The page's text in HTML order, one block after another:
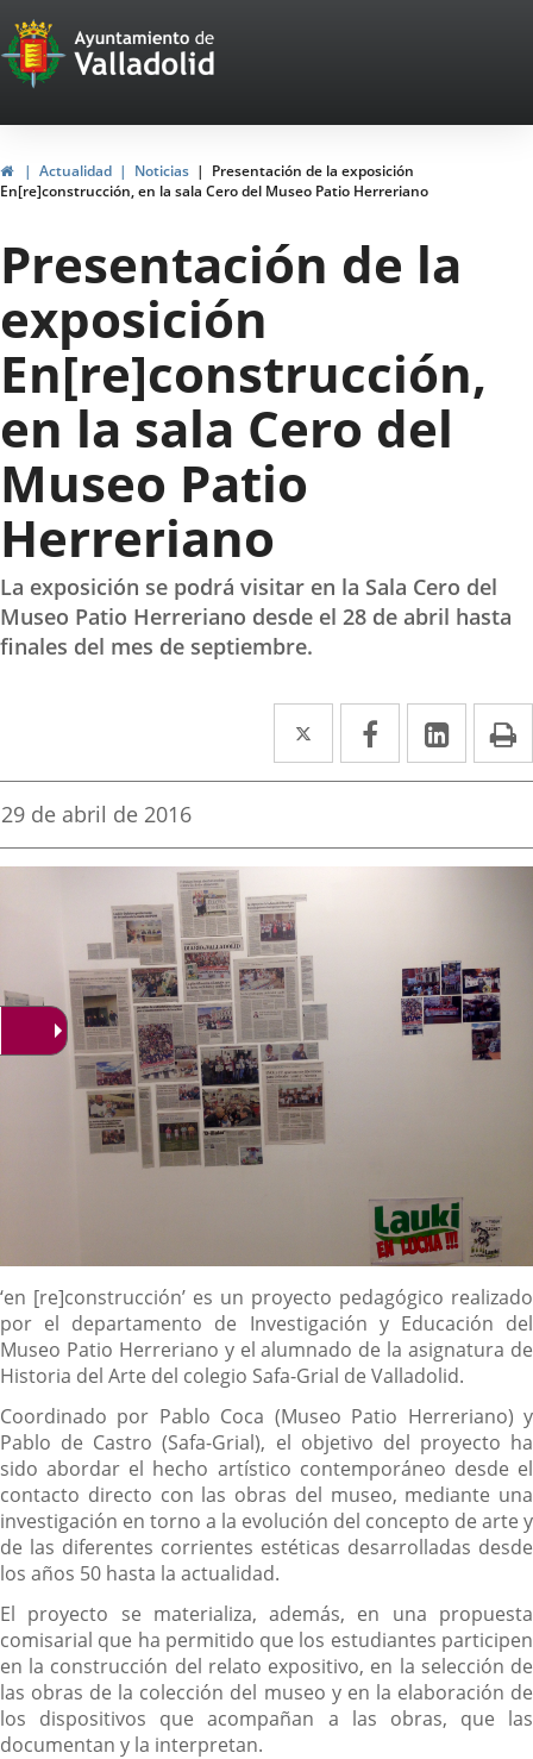
Portal
Web
del
Ayuntamiento
de
Valladolid
HomeActualidad Noticias
Presentación de la exposición
En[re]construcción, en la sala Cero del Museo Patio Herreriano
Presentación de la
exposición
En[re]construcción,
en la sala Cero del
Museo Patio
Herreriano
La exposición se podrá visitar en la Sala Cero del
Museo Patio Herreriano desde el 28 de abril hasta
finales del mes de septiembre.
Twitter
Enlace
a
aplicación
Facebook
Enlace
a
aplicación
Enlace
a
Fecha
la
29 de abril de 2016
Descripción
‘en [re]construcción’ es un proyecto pedagógico realizado
por el departamento de Investigación y Educación del
Museo Patio Herreriano y el alumnado de la asignatura de
Historia del Arte del colegio Safa-Grial de Valladolid.
Coordinado por Pablo Coca (Museo Patio Herreriano) y
Pablo de Castro (Safa-Grial), el objetivo del proyecto ha
sido abordar el hecho artístico contemporáneo desde el
contacto directo con las obras del museo, mediante una
investigación en torno a la evolución del concepto de arte y
de las diferentes corrientes estéticas desarrolladas desde
los años 50 hasta la actualidad.
El proyecto se materializa, además, en una propuesta
comisarial que ha permitido que los estudiantes participen
en la construcción del relato expositivo, en la selección de
las obras de la colección del museo y en la elaboración de
los dispositivos que acompañan a las obras, que las
documentan y la interpretan.